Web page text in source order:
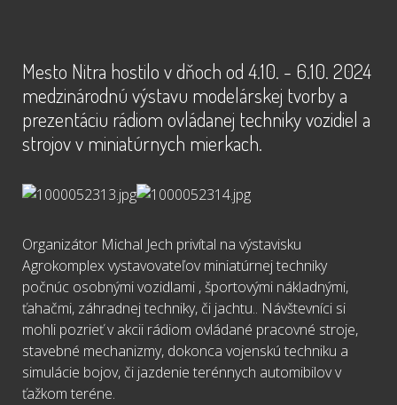
Mesto Nitra hostilo v dňoch od 4.10. - 6.10. 2024
medzinárodnú výstavu modelárskej tvorby a
prezentáciu rádiom ovládanej techniky vozidiel a
strojov v miniatúrnych mierkach.
Organizátor Michal Jech privítal na výstavisku
Agrokomplex vystavovateľov miniatúrnej techniky
počnúc osobnými vozidlami , športovými nákladnými,
ťahačmi, záhradnej techniky, či jachtu.. Návštevníci si
mohli pozrieť v akcii rádiom ovládané pracovné stroje,
stavebné mechanizmy, dokonca vojenskú techniku a
simulácie bojov, či jazdenie terénnych automibilov v
ťažkom teréne.